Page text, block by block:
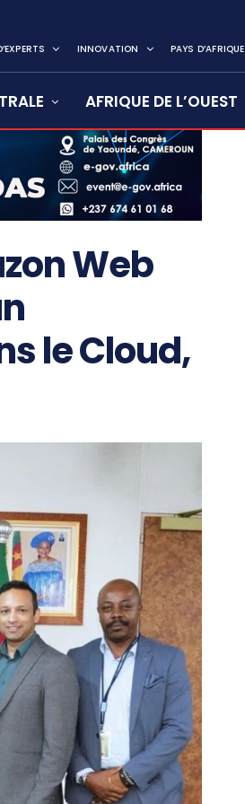
INNOVATION PAYS D’AFRIQUE
AFRIQUE DE L’OUEST
Web
le Cloud,